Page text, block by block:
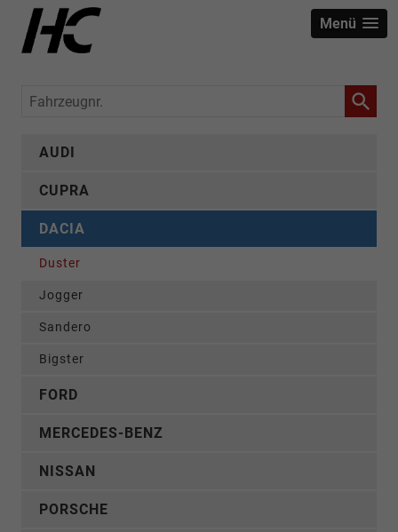
Menü
Fahrzeugnr.
AUDI
CUPRA
DACIA
Duster
Jogger
Sandero
Bigster
FORD
MERCEDES-BENZ
NISSAN
PORSCHE